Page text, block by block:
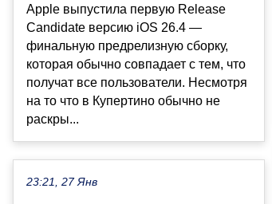
Apple выпустила первую Release
Candidate версию iOS 26.4 —
финальную предрелизную сборку,
которая обычно совпадает с тем, что
получат все пользователи. Несмотря
на то что в Купертино обычно не
раскры...
23:21, 27 Янв